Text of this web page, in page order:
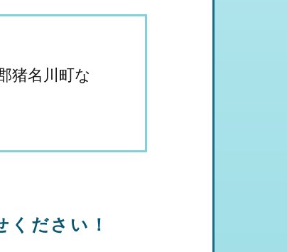
猪名川町な
ください！